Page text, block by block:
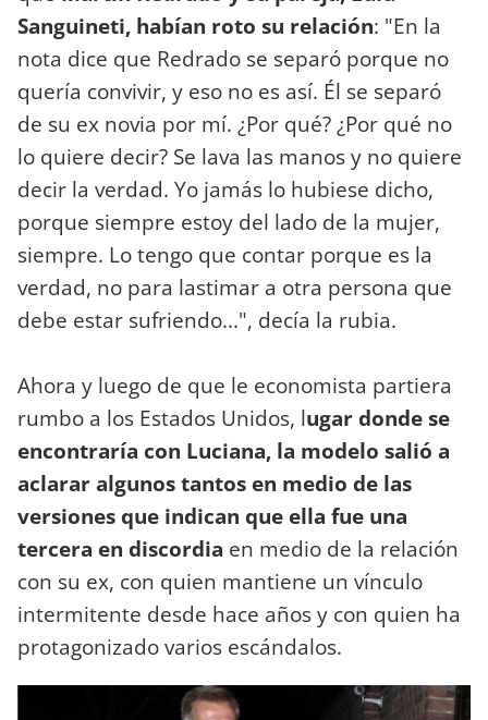
Sanguineti, habían roto su relación: "En la
nota dice que Redrado se separó porque no
quería convivir, y eso no es así. Él se separó
de su ex novia por mí. ¿Por qué? ¿Por qué no
lo quiere decir? Se lava las manos y no quiere
decir la verdad. Yo jamás lo hubiese dicho,
porque siempre estoy del lado de la mujer,
siempre. Lo tengo que contar porque es la
verdad, no para lastimar a otra persona que
debe estar sufriendo...", decía la rubia.
Ahora y luego de que le economista partiera
rumbo a los Estados Unidos, lugar donde se
encontraría con Luciana, la modelo salió a
aclarar algunos tantos en medio de las
versiones que indican que ella fue una
tercera en discordia en medio de la relación
con su ex, con quien mantiene un vínculo
intermitente desde hace años y con quien ha
protagonizado varios escándalos.